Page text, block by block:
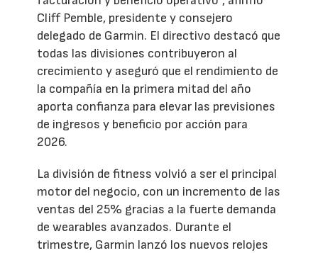
Cliff Pemble, presidente y consejero
delegado de Garmin. El directivo destacó que
todas las divisiones contribuyeron al
crecimiento y aseguró que el rendimiento de
la compañía en la primera mitad del año
aporta confianza para elevar las previsiones
de ingresos y beneficio por acción para
2026.
La división de fitness volvió a ser el principal
motor del negocio, con un incremento de las
ventas del 25% gracias a la fuerte demanda
de wearables avanzados. Durante el
trimestre, Garmin lanzó los nuevos relojes